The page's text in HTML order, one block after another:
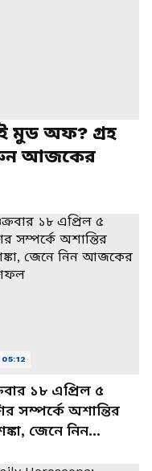
মুড অফ? গ্রহ
আজকের
১৮ এপ্রিল ৫
সম্পর্কে অশান্তির
জেনে নিন
05:12